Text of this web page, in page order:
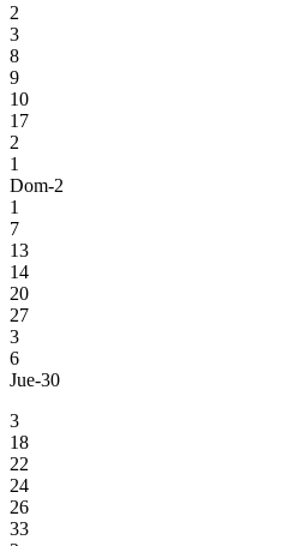
2
3
8
9
10
17
2
1
Dom-2
1
7
13
14
20
27
3
6
Jue-30
3
18
22
24
26
33